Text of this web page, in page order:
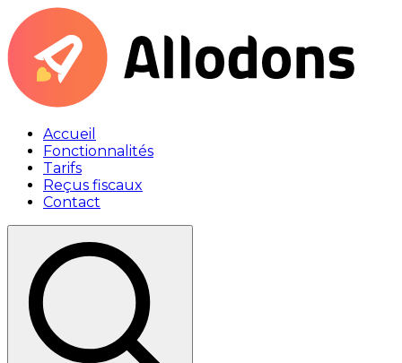
Accueil
Fonctionnalités
Tarifs
Reçus fiscaux
Contact